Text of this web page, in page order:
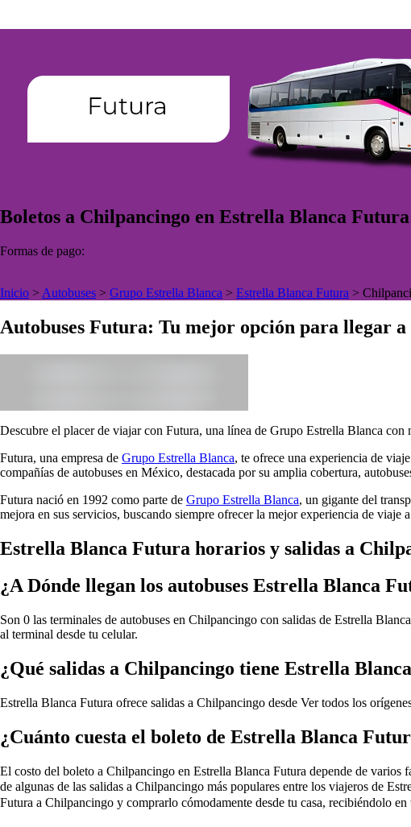
Boletos a Chilpancingo en Estrella Blanca Futura
Formas de pago:
Inicio > Autobuses > Grupo Estrella Blanca > Estrella Blanca Futura >
Autobuses Futura: Tu mejor opción para llegar a
Descubre el placer de viajar con Futura, una línea de Grupo Estrella Blanca con
Futura, una empresa de Grupo Estrella Blanca, te ofrece una experiencia de
compañías de autobuses en México, destacada por su amplia cobertura,
Futura nació en 1992 como parte de Grupo Estrella Blanca, un gigante del
mejora en sus servicios, buscando siempre ofrecer la mejor experiencia de viaje
Estrella Blanca Futura horarios y salidas a
¿A Dónde llegan los autobuses Estrella Blanca
Son 0 las terminales de autobuses en Chilpancingo con salidas de Estrella
al terminal desde tu celular.
¿Qué salidas a Chilpancingo tiene Estrella
Estrella Blanca Futura ofrece salidas a Chilpancingo desde Ver todos los
¿Cuánto cuesta el boleto de Estrella Blanca
El costo del boleto a Chilpancingo en Estrella Blanca Futura depende de varios
de algunas de las salidas a Chilpancingo más populares entre los viajeros de
Futura a Chilpancingo y comprarlo cómodamente desde tu casa, recibiéndolo